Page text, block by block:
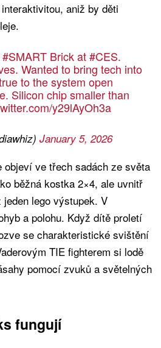
aniž by děti
#SMARTBrick at#CES.
Wanted to bring tech into
to the system open
Silicon chip smaller than
y29lAyOh3a
January 5, 2026
ve třech sadách ze světa
běžná kostka 2×4, ale uvnitř
lego výstupek. V
a polohu. Když dítě proletí
se charakteristické svištění
TIE fighterem si lodě
pomocí zvuků a světelných
fungují